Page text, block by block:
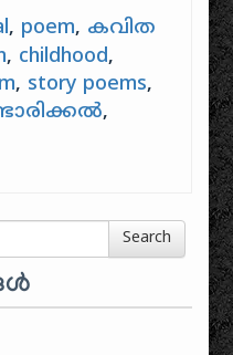
, poem, കവിത
, childhood,
, story poems,
,
Search